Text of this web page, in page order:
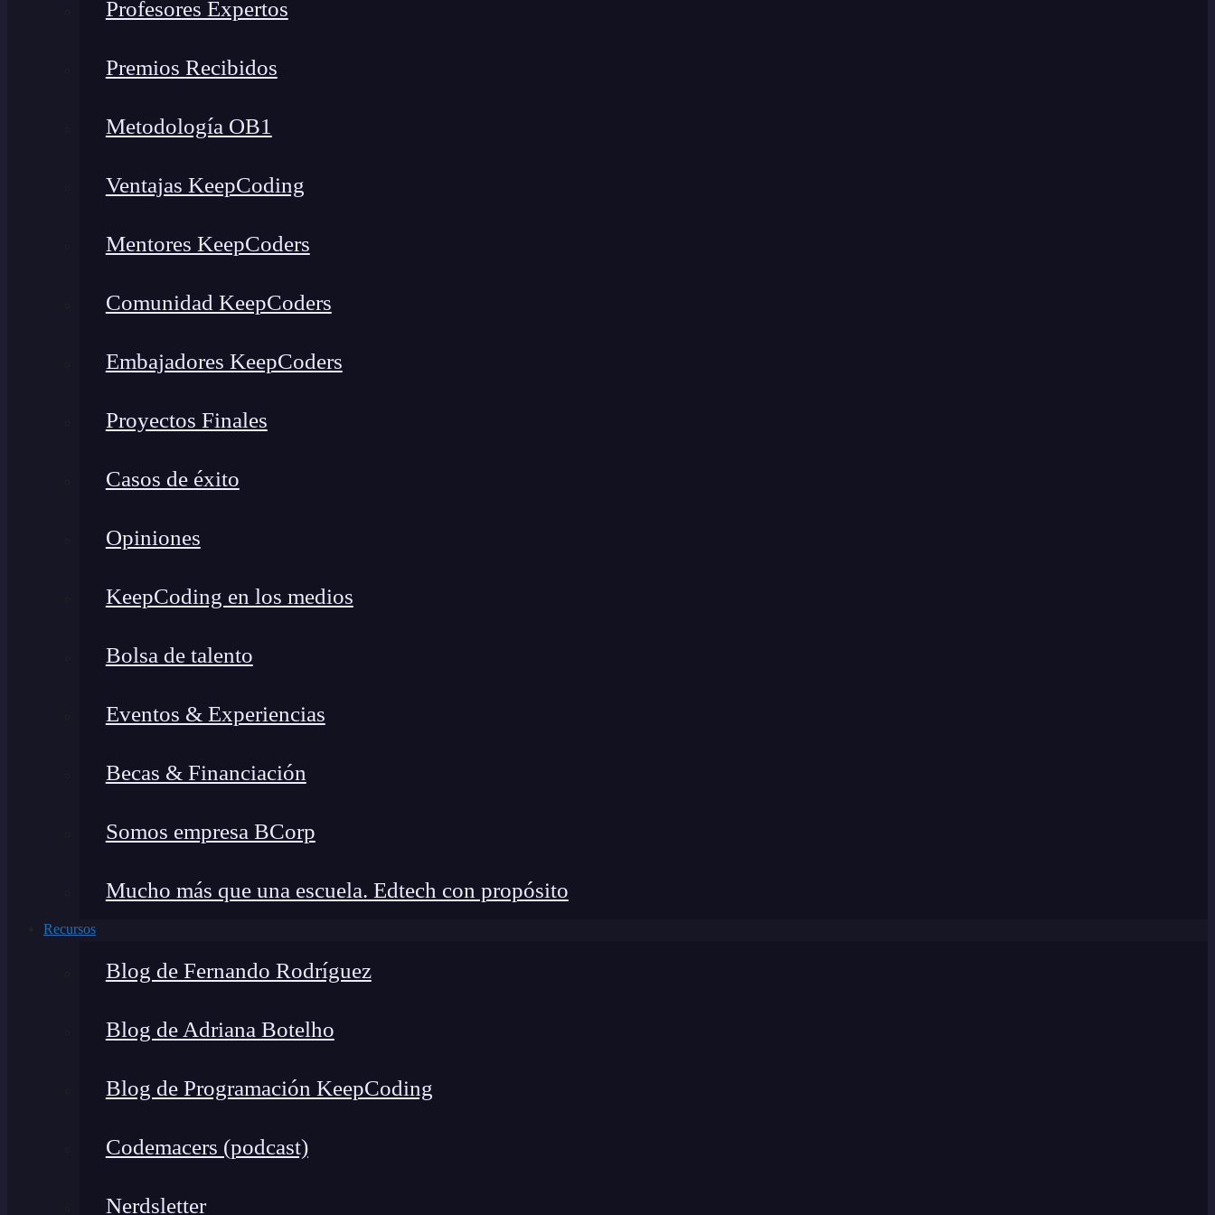
Profesores Expertos
Premios Recibidos
Metodología OB1
Ventajas KeepCoding
Mentores KeepCoders
Comunidad KeepCoders
Embajadores KeepCoders
Proyectos Finales
Casos de éxito
Opiniones
KeepCoding en los medios
Bolsa de talento
Eventos & Experiencias
Becas & Financiación
Somos empresa BCorp
Mucho más que una escuela. Edtech con propósito
Recursos
Blog de Fernando Rodríguez
Blog de Adriana Botelho
Blog de Programación KeepCoding
Codemacers (podcast)
Nerdsletter